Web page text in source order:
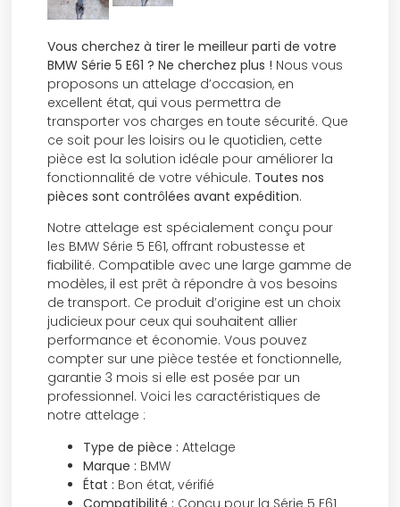
Vous cherchez à tirer le meilleur parti de votre
BMW Série 5 E61 ? Ne cherchez plus ! Nous vous
proposons un attelage d’occasion, en
excellent état, qui vous permettra de
transporter vos charges en toute sécurité. Que
ce soit pour les loisirs ou le quotidien, cette
pièce est la solution idéale pour améliorer la
fonctionnalité de votre véhicule. Toutes nos
pièces sont contrôlées avant expédition.
Notre attelage est spécialement conçu pour
les BMW Série 5 E61, offrant robustesse et
fiabilité. Compatible avec une large gamme de
modèles, il est prêt à répondre à vos besoins
de transport. Ce produit d’origine est un choix
judicieux pour ceux qui souhaitent allier
performance et économie. Vous pouvez
compter sur une pièce testée et fonctionnelle,
garantie 3 mois si elle est posée par un
professionnel. Voici les caractéristiques de
notre attelage :
Type de pièce : Attelage
Marque : BMW
État : Bon état, vérifié
Compatibilité : Conçu pour la Série 5 E61